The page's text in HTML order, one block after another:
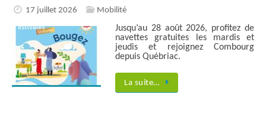
17 juillet 2026 Mobilité
Jusqu’au 28 août 2026, profitez de
navettes gratuites les mardis et
jeudis et rejoignez Combourg
depuis Québriac.
La suite…